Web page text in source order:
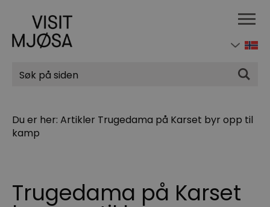
Søk
Du er her: Artikler Trugedama på Karset byr opp til
kamp
Trugedama på Karset